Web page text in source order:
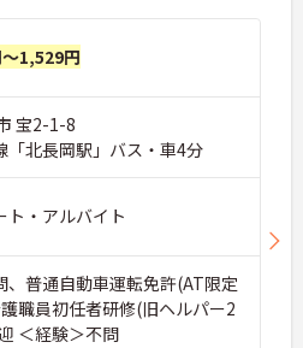
1,529円
宝2-1-8
「北長岡駅」バス・車4分
ト・アルバイト
、普通自動車運転免許(AT限定
職員初任者研修(旧ヘルパー2
＜経験＞不問